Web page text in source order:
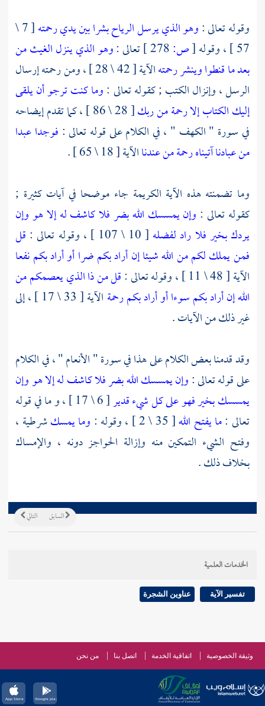
وقوله تعالى :وهو الذي يرسل الرياح بشرا بين يدي رحمته
[ 7 \
57 ] ، وقوله
[ص: تعالى :وهو الذي ينزل الغيث من
بعد ما قنطوا وينشر رحمته
الآية [ 42 \ 28 ] ، ومن رحمته إرسال
الرسل ، وإنزال الكتب ; كقوله تعالى :وما كنت ترجو أن يلقى
إليك الكتاب إلا رحمة من ربك
[ 28 \ 86 ] ، كما تقدم إيضاحه
في سورة " الكهف " ، في الكلام على قوله تعالى : فوجدا عبدا
من عبادنا آتيناه رحمة من عندناالآية [ 18 \ 65 ] .
وما تضمنته هذه الآية الكريمة جاء موضحا في آيات كثيرة ;
كقوله تعالى : وإن يمسسك الله بضر فلا كاشف له إلا هو وإن
يردك بخير فلا راد لفضله [ 10 \ 107 ] ، وقوله تعالى :
قل
فمن يملك لكم من الله شيئا إن أراد بكم ضرا أو أراد بكم نفعا
الآية [ 48 \ 11 ] ، وقوله تعالى :
قل من ذا الذي يعصمكم من
الله إن أراد بكم سوءا أو أراد بكم رحمة
الآية [ 33 \ 17 ] ، إلى
غير ذلك من الآيات .
وقد قدمنا بعض الكلام على هذا في سورة " الأنعام " ، في الكلام
على قوله تعالى :وإن يمسسك الله بضر فلا كاشف له إلا هو وإن
يمسسك بخير فهو على كل شيء قدير
[ 6 \ 17 ] ، و ما في قوله
تعالى :ما يفتح الله[ 35 \ 2 ] ، وقوله : وما يمسكشرطية ،
وفتح الشيء التمكين منه وإزالة الحواجز دونه ، والإمساك
بخلاف ذلك .
التالي السابق
الخدمات العلمية
تفسير الآية عناوين الشجرة
وثيقة الخصوصية اتفاقية الخدمة اتصل بنا من نحن